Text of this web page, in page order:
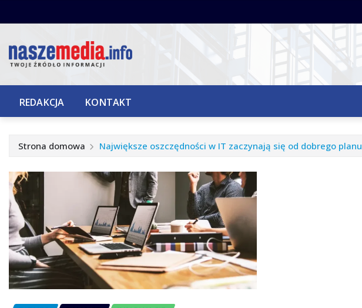
do
REDAKCJA KONTAKT
Strona domowa Największe oszczędności w IT zaczynają się od dobrego planu